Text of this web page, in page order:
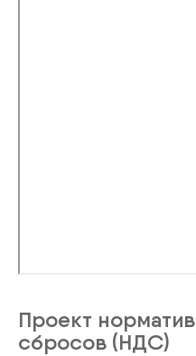
Проект
сбросов (НДС)